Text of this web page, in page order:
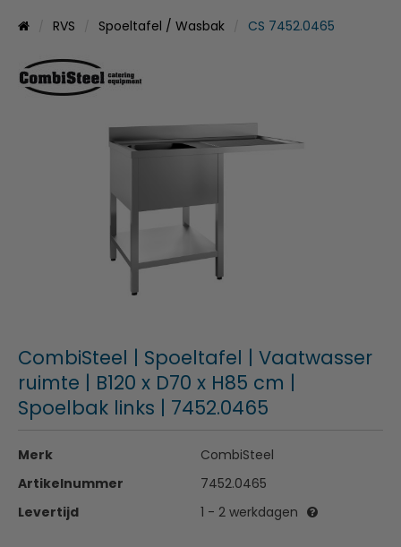
RVS Spoeltafel / Wasbak CS 7452.0465
CombiSteel | Spoeltafel | Vaatwasser
ruimte | B120 x D70 x H85 cm |
Spoelbak links | 7452.0465
Merk
CombiSteel
Artikelnummer
7452.0465
Levertijd
1 - 2 werkdagen